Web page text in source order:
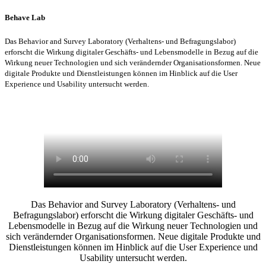
Behave Lab
Das Behavior and Survey Laboratory (Verhaltens- und Befragungslabor)
erforscht die Wirkung digitaler Geschäfts- und Lebensmodelle in Bezug auf die
Wirkung neuer Technologien und sich verändernder Organisationsformen. Neue
digitale Produkte und Dienstleistungen können im Hinblick auf die User
Experience und Usability untersucht werden.
Das Behavior and Survey Laboratory (Verhaltens- und
Befragungslabor) erforscht die Wirkung digitaler Geschäfts- und
Lebensmodelle in Bezug auf die Wirkung neuer Technologien und
sich verändernder Organisationsformen. Neue digitale Produkte und
Dienstleistungen können im Hinblick auf die User Experience und
Usability untersucht werden.